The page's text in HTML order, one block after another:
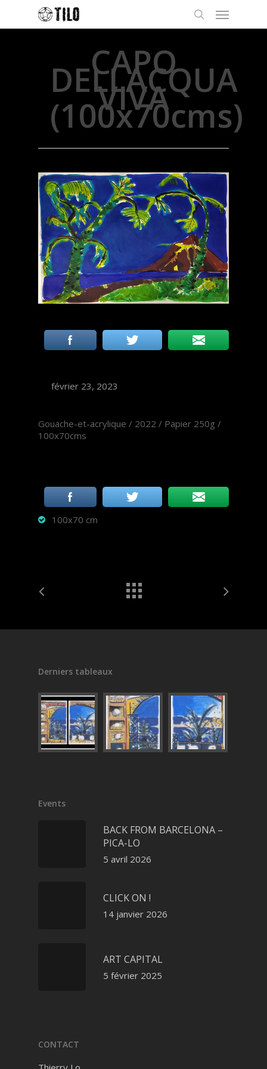
CAPO
DELLACQUA
VIVA
(100x70cms)
février 23, 2023
Gouache-et-acrylique / 2022 / Papier 250g /
100x70cms
100x70 cm
Derniers tableaux
Events
BACK FROM BARCELONA –
PICA-LO
5 avril 2026
CLICK ON !
14 janvier 2026
ART CAPITAL
5 février 2025
CONTACT